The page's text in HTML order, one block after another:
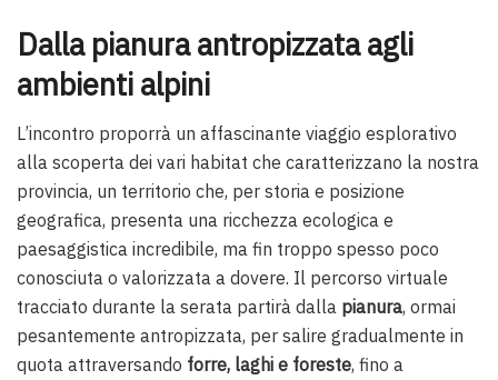
Dalla pianura antropizzata agli
ambienti alpini
L’incontro proporrà un affascinante viaggio esplorativo
alla scoperta dei vari habitat che caratterizzano la nostra
provincia, un territorio che, per storia e posizione
geografica, presenta una ricchezza ecologica e
paesaggistica incredibile, ma fin troppo spesso poco
conosciuta o valorizzata a dovere. Il percorso virtuale
tracciato durante la serata partirà dalla pianura, ormai
pesantemente antropizzata, per salire gradualmente in
quota attraversando forre, laghi e foreste, fino a